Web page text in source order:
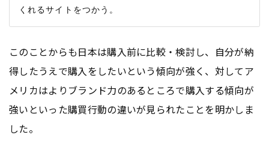
このことからも日本は購入前に比較・検討し、自分が納
得したうえで購入をしたいという傾向が強く、対してア
メリカはよりブランド力のあるところで購入する傾向が
強いといった購買行動の違いが見られたことを明かしま
した。